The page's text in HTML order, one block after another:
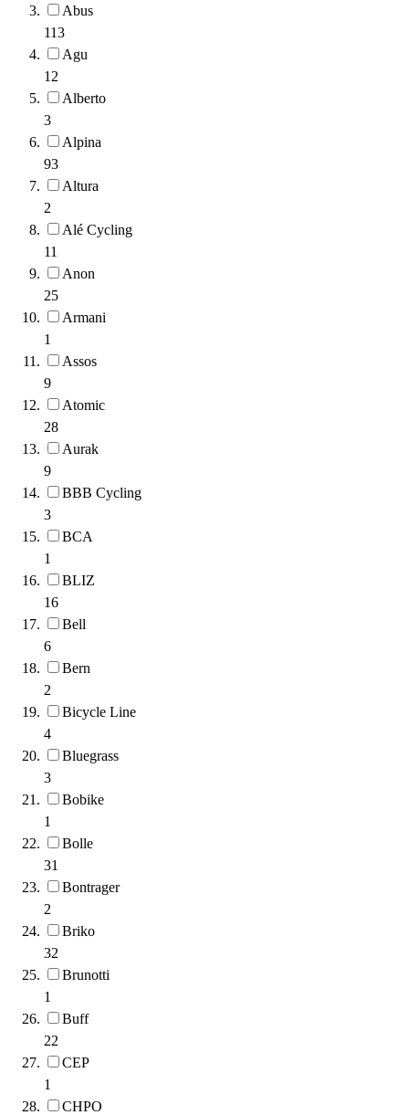
Abus
113
Agu
12
Alberto
3
Alpina
93
Altura
2
Alé Cycling
11
Anon
25
Armani
1
Assos
9
Atomic
28
Aurak
9
BBB Cycling
3
BCA
1
BLIZ
16
Bell
6
Bern
2
Bicycle Line
4
Bluegrass
3
Bobike
1
Bolle
31
Bontrager
2
Briko
32
Brunotti
1
Buff
22
CEP
1
CHPO